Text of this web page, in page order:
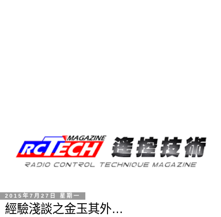
2015年7月27日 星期一
經驗淺談之金玉其外…